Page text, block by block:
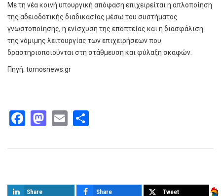
Με τη νέα κοινή υπουργική απόφαση επιχειρείται η απλοποίηση
της αδειοδοτικής διαδικασίας μέσω του συστήματος
γνωστοποίησης, η ενίσχυση της εποπτείας και η διασφάλιση
της νόμιμης λειτουργίας των επιχειρήσεων που
δραστηριοποιούνται στη στάθμευση και φύλαξη σκαφών.
Πηγή: tornosnews.gr
Facebook
Mastodon
Email
Share Share Tweet